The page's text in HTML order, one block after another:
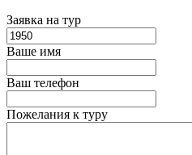
Заявка на тур
Ваше имя
Ваш телефон
Пожелания к туру